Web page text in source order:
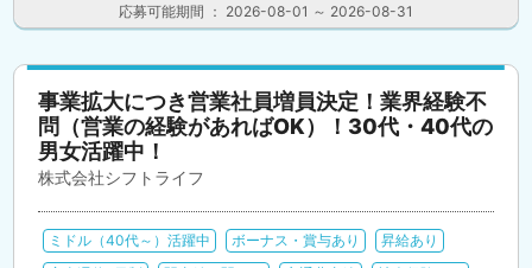
応募可能期間 ： 2026-08-01 ～ 2026-08-31
事業拡大につき営業社員増員決定！業界経験不
問（営業の経験があればOK）！30代・40代の
男女活躍中！
株式会社シフトライフ
ミドル（40代～）活躍中 ボーナス・賞与あり
昇給あり